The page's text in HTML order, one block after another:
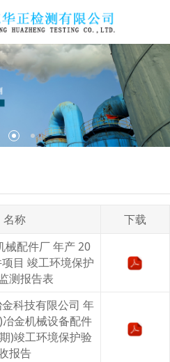
名称 下载
械配件厂 年产 20
目 竣工环境保护
测报告表
科技有限公司 年
金机械设备配件
)竣工环境保护验
报告